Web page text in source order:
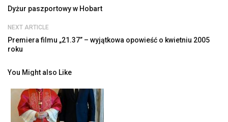
Dyżur paszportowy w Hobart
NEXT ARTICLE
Premiera filmu „21.37” – wyjątkowa opowieść o kwietniu 2005
roku
You Might also Like